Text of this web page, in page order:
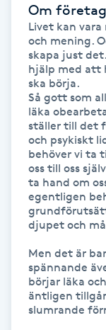
Gua Sha-massage
Hatha Yoga
Headspa
Healing
Herrklippning
HIFU
Hollywood Peel
Hot Stone
Om
Livet kan
och mening.
skapa just
hjälp med att
ska börja.
Så gott som
läka
ställer till det
och psykiskt
behöver vi ta
oss till oss
ta hand om
egentligen
djupet och
Men det är
spännande
börjar läka
äntligen
slumrande